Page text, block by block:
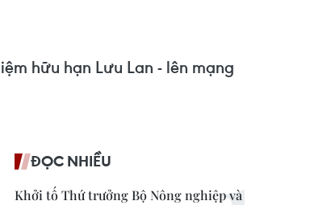
hữu hạn Lưu Lan - lên mạng
ĐỌC NHIỀU
Khởi tố Thứ trưởng Bộ Nông nghiệp và